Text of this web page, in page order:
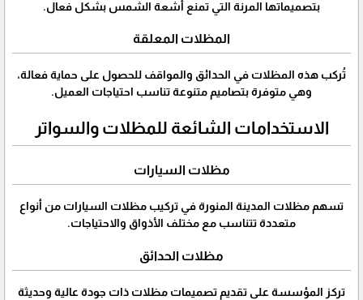
بتصميماتها المرنة التي تمنع أشعة الشمس بشكل فعال.
المظلات المعلقة
تُركب هذه المظلات في الحدائق والمواقف للحصول على حماية فعالة،
وهي متوفرة بتصاميم متنوعة تناسب احتياجات العميل.
الاستخدامات الشائعة للمظلات والسواتر
مظلات السيارات
تسهم مظلات المدينة المنورة في تركيب مظلات السيارات من أنواع
متعددة تتناسب مع مختلف الأذواق والاحتياجات.
مظلات الحدائق
تركز المؤسسة على تقديم تصميمات مظلات ذات جودة عالية وحديثة